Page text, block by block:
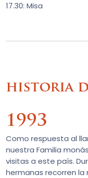
17.30: Misa
historia
1993
Como respuesta al
nuestra Familia
visitas a este país.
hermanas recorren